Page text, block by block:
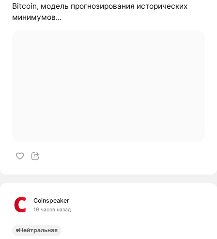
Bitcoin, модель прогнозирования исторических
минимумов...
Coinspeaker
19 часов назад
Нейтральная